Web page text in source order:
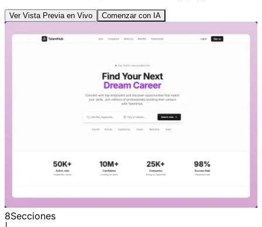
Ver Vista Previa en Vivo Comenzar con IA
8Secciones